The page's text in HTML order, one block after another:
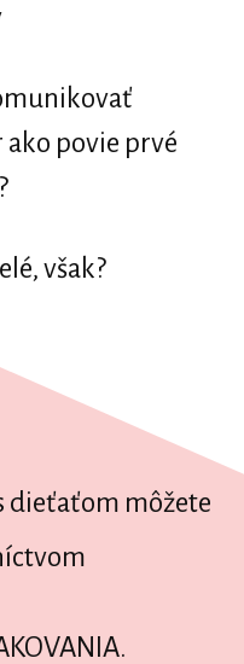
povie prvé
však?
dieťaťom môžete